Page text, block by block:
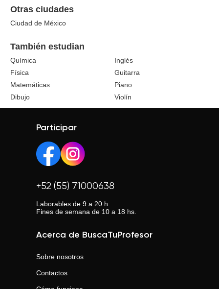
Otras ciudades
Ciudad de México
También estudian
Química
Inglés
Física
Guitarra
Matemáticas
Piano
Dibujo
Violín
Participar
+52 (55) 71000638
Laborables de 9 a 20 h
Fines de semana de 10 a 18 hs.
Acerca de BuscaTuProfesor
Sobre nosotros
Contactos